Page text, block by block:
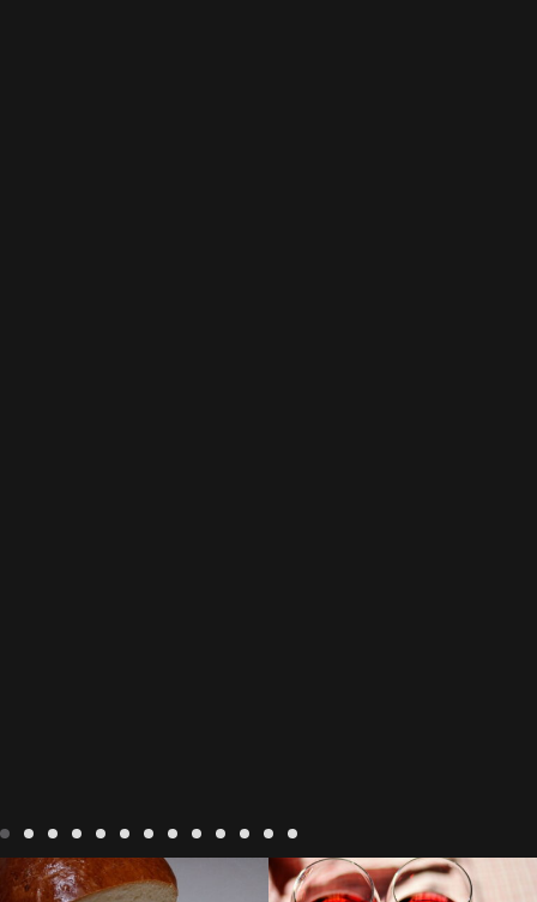
Recepten Wonen
baken in
Frankrijk bakken in de
Blog Wonen beaujolais
2022 Beaujolais Nouveau